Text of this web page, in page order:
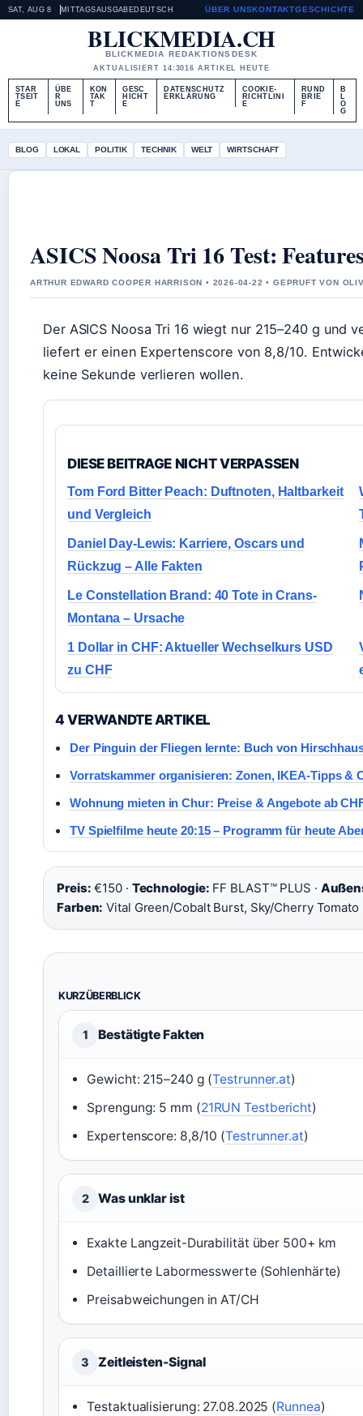
SAT, AUG 8 MITTAGSAUSGABEDEUTSCH ÜBER UNSKONTAKTGESCHICHTE
BLICKMEDIA.CH
BLICKMEDIA REDAKTIONSDESK
AKTUALISIERT 14:3016 ARTIKEL HEUTE
STAR
TSEIT
E
ÜBE
R
UNS
KON
TAK
T
GESC
HICHT
E
DATENSCHUTZ
ERKLÄRUNG
COOKIE-
RICHTLINI
E
RUND
BRIE
F
B
L
O
G
BLOG LOKAL POLITIK TECHNIK WELT WIRTSCHAFT
ASICS Noosa Tri 16 Test:
ARTHUR EDWARD COOPER HARRISON • 2026-04-22 • GEPRUFT VON
Der ASICS Noosa Tri 16 wiegt nur 215–240 g
liefert er einen Expertenscore von 8,8/10.
keine Sekunde verlieren wollen.
DIESE BEITRAGE NICHT VERPASSEN
Tom Ford Bitter Peach: Duftnoten, Haltbarkeit
und Vergleich
Daniel Day-Lewis: Karriere, Oscars und
Rückzug – Alle Fakten
Le Constellation Brand: 40 Tote in Crans-
Montana – Ursache
1 Dollar in CHF: Aktueller Wechselkurs USD
zu CHF
4 VERWANDTE ARTIKEL
Der Pinguin der Fliegen lernte: Buch von
Vorratskammer organisieren: Zonen, IKEA-Tipps &
Wohnung mieten in Chur: Preise & Angebote ab
TV Spielfilme heute 20:15 – Programm für heute
Preis: €150 · Technologie: FF BLAST™ PLUS ·
Farben: Vital Green/Cobalt Burst, Sky/Cherry Tomato
KURZÜBERBLICK
1 Bestätigte Fakten
Gewicht: 215–240 g (Testrunner.at)
Sprengung: 5 mm (21RUN Testbericht)
Expertenscore: 8,8/10 (Testrunner.at)
2 Was unklar ist
Exakte Langzeit-Durabilität über 500+ km
Detaillierte Labormesswerte (Sohlenhärte)
Preisabweichungen in AT/CH
3 Zeitleisten-Signal
Testaktualisierung: 27.08.2025 (Runnea)